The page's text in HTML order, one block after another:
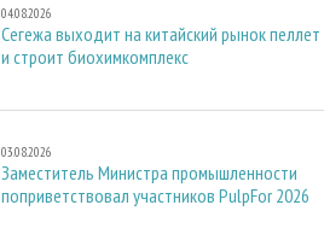
04.08.2026
Сегежа выходит на китайский рынок пеллет
и строит биохимкомплекс
03.08.2026
Заместитель Министра промышленности
поприветствовал участников PulpFor 2026